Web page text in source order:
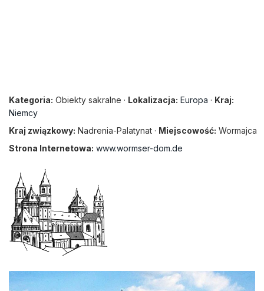
Kategoria: Obiekty sakralne · Lokalizacja: Europa · Kraj:
Niemcy
Kraj związkowy: Nadrenia-Palatynat · Miejscowość: Wormajca
Strona Internetowa: www.wormser-dom.de